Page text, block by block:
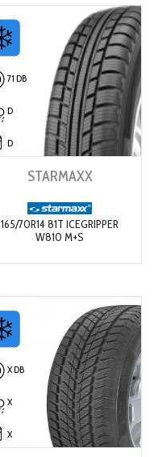
71 DB
D
D
STARMAXX
165/70R14 81T ICEGRIPPER
W810 M+S
X DB
X
X